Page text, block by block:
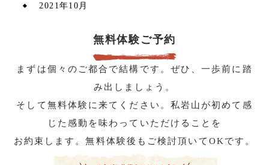
2021年10月
無料体験ご予約
まずは個々のご都合で結構です。ぜひ、一歩前に踏
み出しましょう。
そして無料体験に来てください。私岩山が初めて感
じた感動を味わっていただけることを
お約束します。無料体験後もご検討頂いてOKです。